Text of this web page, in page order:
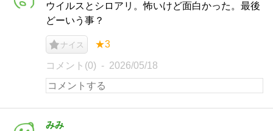
ウイルスとシロアリ。怖いけど面白かった。最後
どーいう事？
ナイス ★3
コメント(0) 2026/05/18
みみ